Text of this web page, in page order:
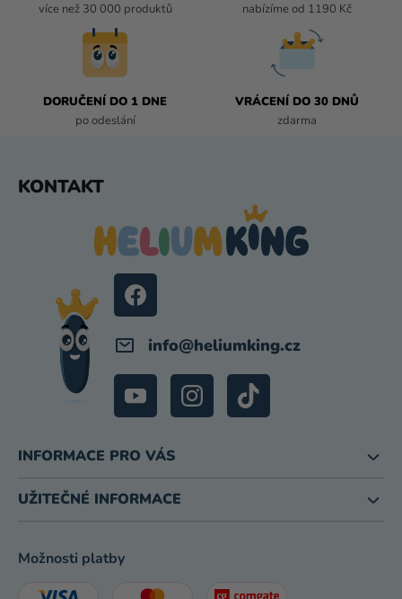
více než 30 000 produktů
nabízíme od 1190 Kč
DORUČENÍ DO 1 DNE
po odeslání
VRÁCENÍ DO 30 DNŮ
zdarma
KONTAKT
info@heliumking.cz
INFORMACE PRO VÁS
UŽITEČNÉ INFORMACE
Možnosti platby